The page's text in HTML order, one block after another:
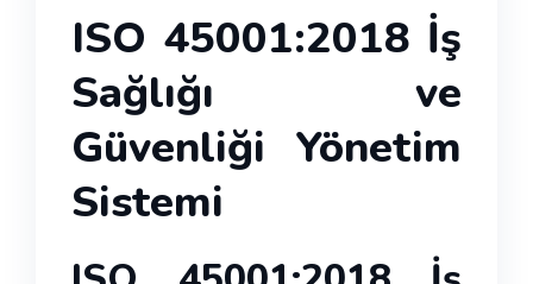
ISO 45001:2018 İş
Sağlığı ve
Güvenliği Yönetim
Sistemi